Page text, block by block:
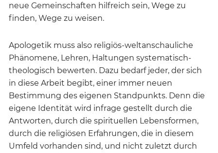
neue Gemeinschaften hilfreich sein, Wege zu
finden, Wege zu weisen.
Apologetik muss also religiös-weltanschauliche
Phänomene, Lehren, Haltungen systematisch-
theologisch bewerten. Dazu bedarf jeder, der sich
in diese Arbeit begibt, einer immer neuen
Bestimmung des eigenen Standpunkts. Denn die
eigene Identität wird infrage gestellt durch die
Antworten, durch die spirituellen Lebensformen,
durch die religiösen Erfahrungen, die in diesem
Umfeld vorhanden sind, und nicht zuletzt durch